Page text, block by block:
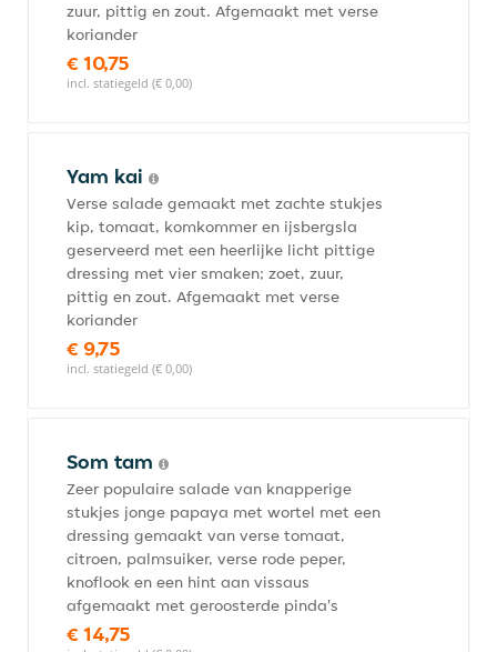
zuur, pittig en zout. Afgemaakt met verse
koriander
€ 10,75
incl. statiegeld (€ 0,00)
Yam kai
Verse salade gemaakt met zachte stukjes
kip, tomaat, komkommer en ijsbergsla
geserveerd met een heerlijke licht pittige
dressing met vier smaken; zoet, zuur,
pittig en zout. Afgemaakt met verse
koriander
€ 9,75
incl. statiegeld (€ 0,00)
Som tam
Zeer populaire salade van knapperige
stukjes jonge papaya met wortel met een
dressing gemaakt van verse tomaat,
citroen, palmsuiker, verse rode peper,
knoflook en een hint aan vissaus
afgemaakt met geroosterde pinda's
€ 14,75